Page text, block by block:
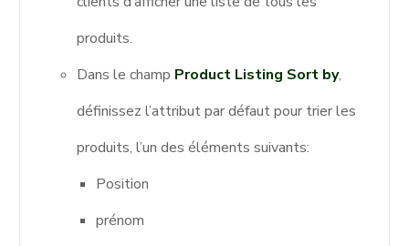
produits.
Dans le champ Product Listing Sort by,
définissez l’attribut par défaut pour trier les
produits, l’un des éléments suivants:
Position
prénom